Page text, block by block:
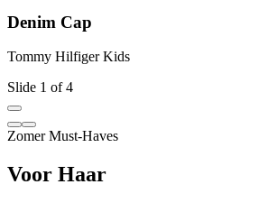
Denim Cap
Tommy Hilfiger Kids
Slide 1 of 4
Zomer Must‑Haves
Voor Haar